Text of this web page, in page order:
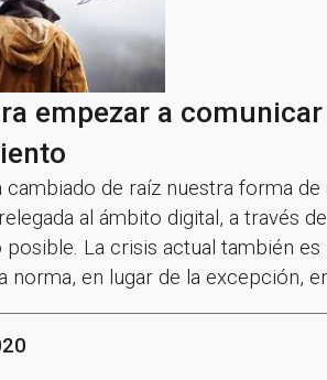
empezar a
cambiado de raíz nuestra forma
al ámbito digital, a través
La crisis actual también
norma, en lugar de la excepción,